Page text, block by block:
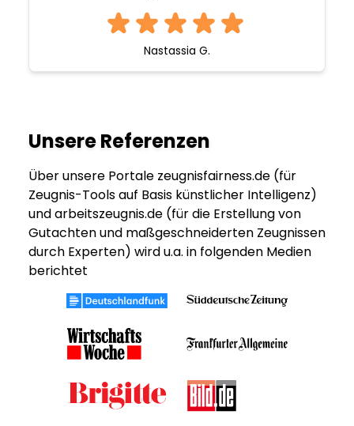
Nastassia G.
Unsere Referenzen
Über unsere Portale zeugnisfairness.de (für
Zeugnis-Tools auf Basis künstlicher Intelligenz)
und arbeitszeugnis.de (für die Erstellung von
Gutachten und maßgeschneiderten Zeugnissen
durch Experten) wird u.a. in folgenden Medien
berichtet